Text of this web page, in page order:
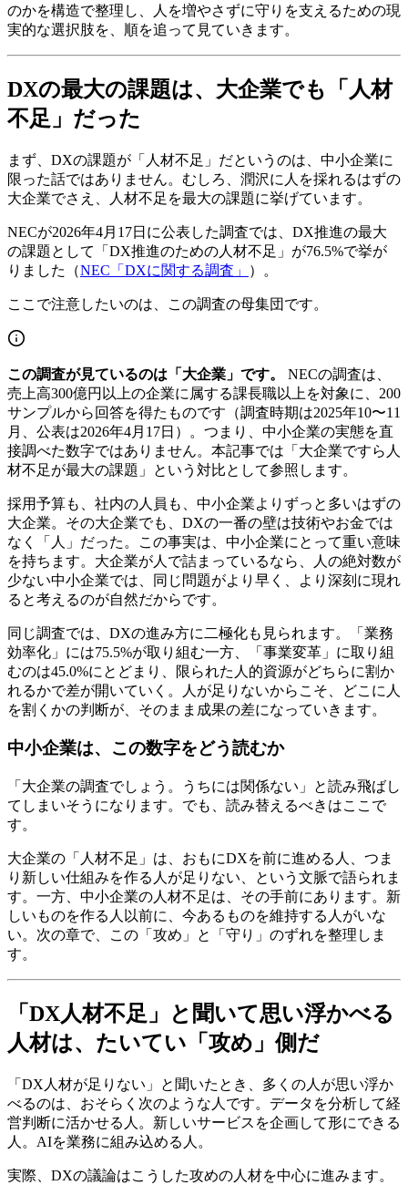
のかを構造で整理し、人を増やさずに守りを支えるための現
実的な選択肢を、順を追って見ていきます。
DXの最大の課題は、大企業でも「人材
不足」だった
まず、DXの課題が「人材不足」だというのは、中小企業に
限った話ではありません。むしろ、潤沢に人を採れるはずの
大企業でさえ、人材不足を最大の課題に挙げています。
NECが2026年4月17日に公表した調査では、DX推進の最大
の課題として「DX推進のための人材不足」が76.5%で挙が
りました（NEC「DXに関する調査」 ）。
ここで注意したいのは、この調査の母集団です。
この調査が見ているのは「大企業」です。
NECの調査は、
売上高300億円以上の企業に属する課長職以上を対象に、200
サンプルから回答を得たものです（調査時期は2025年10〜11
月、公表は2026年4月17日）。つまり、中小企業の実態を直
接調べた数字ではありません。本記事では「大企業ですら人
材不足が最大の課題」という対比として参照します。
採用予算も、社内の人員も、中小企業よりずっと多いはずの
大企業。その大企業でも、DXの一番の壁は技術やお金では
なく「人」だった。この事実は、中小企業にとって重い意味
を持ちます。大企業が人で詰まっているなら、人の絶対数が
少ない中小企業では、同じ問題がより早く、より深刻に現れ
ると考えるのが自然だからです。
同じ調査では、DXの進み方に二極化も見られます。「業務
効率化」には75.5%が取り組む一方、「事業変革」に取り組
むのは45.0%にとどまり、限られた人的資源がどちらに割か
れるかで差が開いていく。人が足りないからこそ、どこに人
を割くかの判断が、そのまま成果の差になっていきます。
中小企業は、この数字をどう読むか
「大企業の調査でしょう。うちには関係ない」と読み飛ばし
てしまいそうになります。でも、読み替えるべきはここで
す。
大企業の「人材不足」は、おもにDXを前に進める人、つま
り新しい仕組みを作る人が足りない、という文脈で語られま
す。一方、中小企業の人材不足は、その手前にあります。新
しいものを作る人以前に、今あるものを維持する人がいな
い。次の章で、この「攻め」と「守り」のずれを整理しま
す。
「DX人材不足」と聞いて思い浮かべる
人材は、たいてい「攻め」側だ
「DX人材が足りない」と聞いたとき、多くの人が思い浮か
べるのは、おそらく次のような人です。データを分析して経
営判断に活かせる人。新しいサービスを企画して形にできる
人。AIを業務に組み込める人。
実際、DXの議論はこうした攻めの人材を中心に進みます。